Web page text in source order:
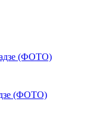
(ФОТО)
(ФОТО)